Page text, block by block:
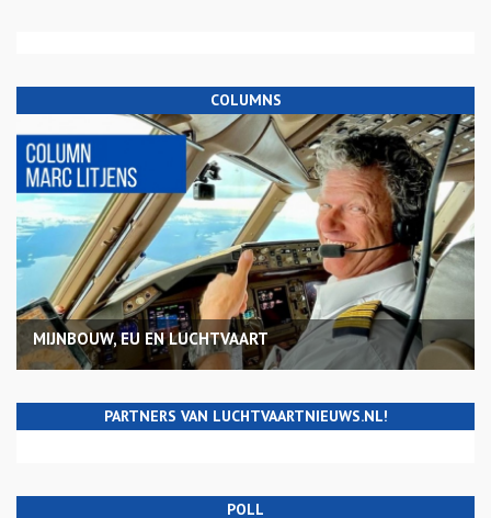
COLUMNS
MIJNBOUW, EU EN LUCHTVAART
PARTNERS VAN LUCHTVAARTNIEUWS.NL!
POLL